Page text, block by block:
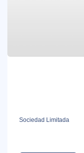
Sociedad Limitada